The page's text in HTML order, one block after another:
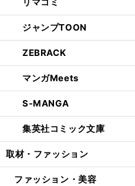
ジャンプTOON
ZEBRACK
マンガMeets
S-MANGA
集英社コミック文庫
取材・ファッション
ファッション・美容